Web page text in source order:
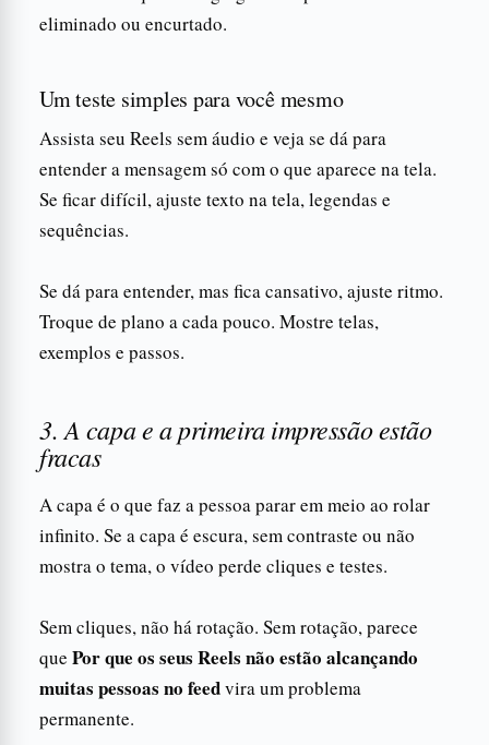
eliminado ou encurtado.
Um teste simples para você mesmo
Assista seu Reels sem áudio e veja se dá para
entender a mensagem só com o que aparece na tela.
Se ficar difícil, ajuste texto na tela, legendas e
sequências.
Se dá para entender, mas fica cansativo, ajuste ritmo.
Troque de plano a cada pouco. Mostre telas,
exemplos e passos.
3. A capa e a primeira impressão estão
fracas
A capa é o que faz a pessoa parar em meio ao rolar
infinito. Se a capa é escura, sem contraste ou não
mostra o tema, o vídeo perde cliques e testes.
Sem cliques, não há rotação. Sem rotação, parece
que Por que os seus Reels não estão alcançando
muitas pessoas no feedvira um problema
permanente.